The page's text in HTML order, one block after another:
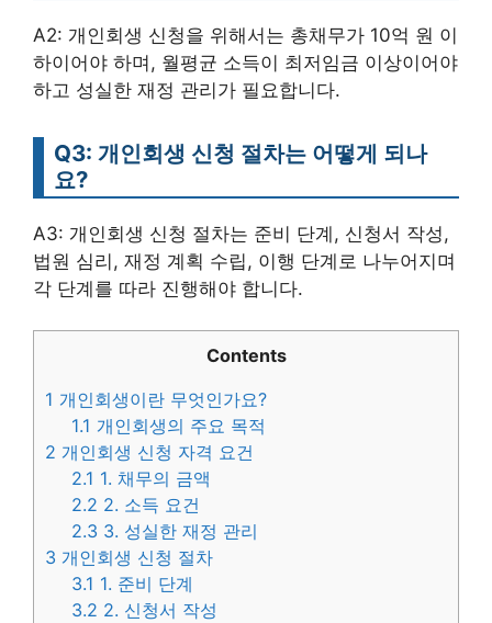
A2: 개인회생 신청을 위해서는 총채무가 10억 원 이
하이어야 하며, 월평균 소득이 최저임금 이상이어야
하고 성실한 재정 관리가 필요합니다.
Q3: 개인회생 신청 절차는 어떻게 되나
요?
A3: 개인회생 신청 절차는 준비 단계, 신청서 작성,
법원 심리, 재정 계획 수립, 이행 단계로 나누어지며
각 단계를 따라 진행해야 합니다.
Contents
1 개인회생이란 무엇인가요?
1.1 개인회생의 주요 목적
2 개인회생 신청 자격 요건
2.1 1. 채무의 금액
2.2 2. 소득 요건
2.3 3. 성실한 재정 관리
3 개인회생 신청 절차
3.1 1. 준비 단계
3.2 2. 신청서 작성